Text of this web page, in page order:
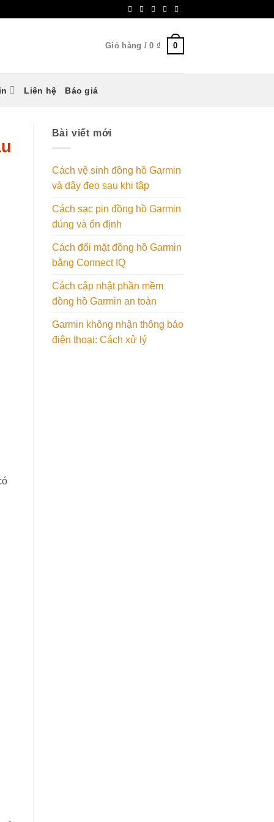
Giỏ hàng /0 ₫ 0
Liên hệ Báo giá
Bài viết mới
Cách vệ sinh đồng hồ Garmin
và dây đeo sau khi tập
Cách sạc pin đồng hồ Garmin
đúng và ổn định
Cách đổi mặt đồng hồ Garmin
bằng Connect IQ
Cách cập nhật phần mềm
đồng hồ Garmin an toàn
Garmin không nhận thông báo
điện thoại: Cách xử lý